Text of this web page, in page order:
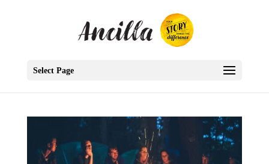
Select Page